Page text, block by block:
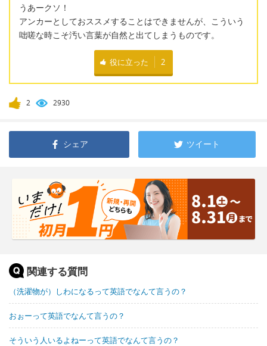
うあークソ！
アンカーとしておススメすることはできませんが、こういう
咄嗟な時こそ汚い言葉が自然と出てしまうものです。
役に立った 2
2 2930
シェア ツイート
関連する質問
（洗濯物が）しわになるって英語でなんて言うの？
おぉーって英語でなんて言うの？
そういう人いるよねーって英語でなんて言うの？